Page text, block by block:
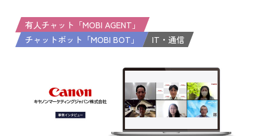
有人チャット「MOBI AGENT」
チャットボット「MOBI BOT」
IT・通信